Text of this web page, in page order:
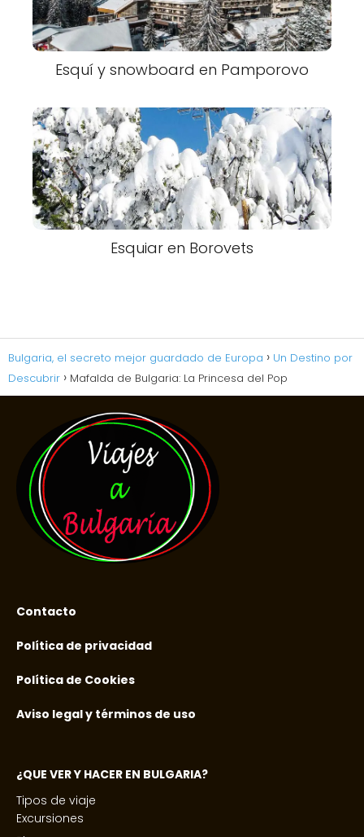
Esquí y snowboard en Pamporovo
Esquiar en Borovets
Bulgaria, el secreto mejor guardado de Europa
Un Destino por
Descubrir
Mafalda de Bulgaria: La Princesa del Pop
Contacto
Política de privacidad
Política de Cookies
Aviso legal y términos de uso
¿QUE VER Y HACER EN BULGARIA?
Tipos de viaje
Excursiones